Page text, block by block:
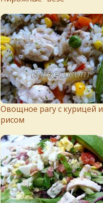
Овощное рагу с курицей и
рисом